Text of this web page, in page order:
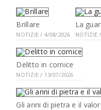
Brillare
NOTIZIE / 4/08/2026
La
NOTIZIE
Delitto in cornice
NOTIZIE / 13/07/2026
Gli anni di pietra e il